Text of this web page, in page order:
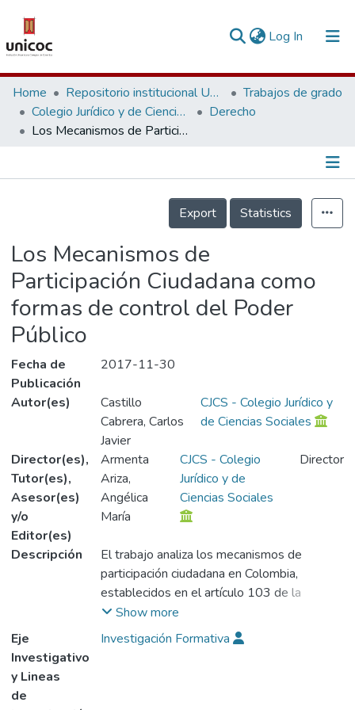
Log In (current)
Communities & Collections
Research Outputs
People
Home Repositorio institucional Unicoc, RI-unicoc
Trabajos de grado
Colegio Jurídico y de Ciencias Sociales
Derecho
Los Mecanismos de Participación Ciudadana como formas de control del Poder Público
Información de la Publicación
Export
Statistics
Los Mecanismos de
Participación Ciudadana como
formas de control del Poder
Público
Fecha de
Publicación
2017-11-30
Autor(es)
Castillo
Cabrera, Carlos
Javier
CJCS - Colegio Jurídico y
de Ciencias Sociales
Director(es),
Tutor(es),
Asesor(es)
y/o
Editor(es)
Armenta
Ariza,
Angélica
María
CJCS - Colegio
Jurídico y de
Ciencias Sociales
Director
Descripción
El trabajo analiza los mecanismos de
participación ciudadana en Colombia,
establecidos en el artículo 103 de la
Constitución de 1991, los cuales permiten a
los ciudadanos intervenir directamente en la
toma de decisiones que los afectan, sin
Show more
Eje
Investigativo
y Lineas
de
Investigación Formativa